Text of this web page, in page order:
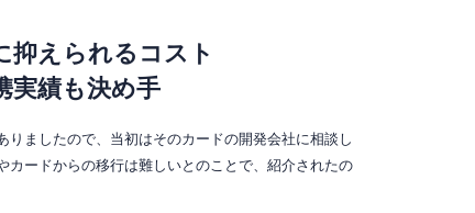
抑えられるコスト
実績も決め手
りましたので、当初はそのカードの開発会社に相談し
カードからの移行は難しいとのことで、紹介されたの